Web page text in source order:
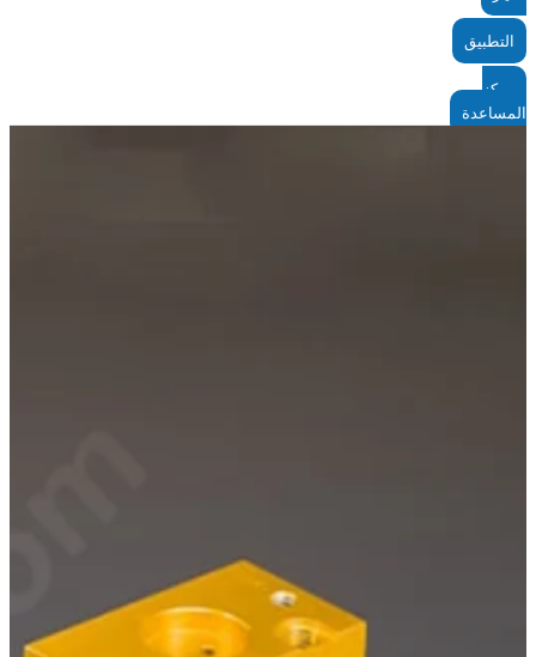
التطبيق
مركز
المساعدة